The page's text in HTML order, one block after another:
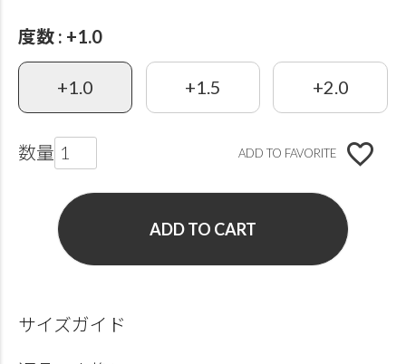
度数 +1.0
+1.0 +1.5 +2.0
ADD TO FAVORITE
ADD TO CART
サイズガイド